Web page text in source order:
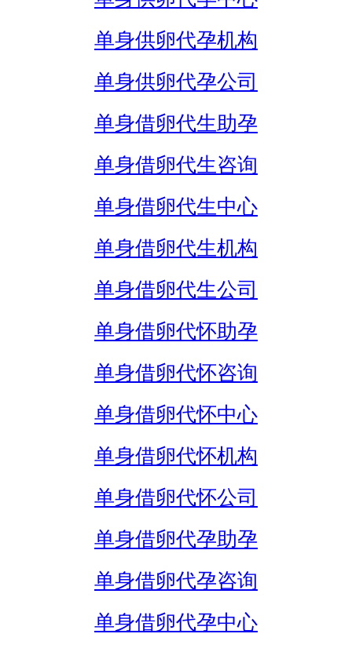
单身供卵代孕机构
单身供卵代孕公司
单身借卵代生助孕
单身借卵代生咨询
单身借卵代生中心
单身借卵代生机构
单身借卵代生公司
单身借卵代怀助孕
单身借卵代怀咨询
单身借卵代怀中心
单身借卵代怀机构
单身借卵代怀公司
单身借卵代孕助孕
单身借卵代孕咨询
单身借卵代孕中心